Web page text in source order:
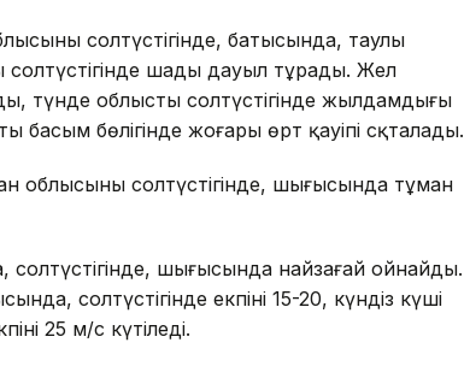
солтүстігінде, батысында, таулы
шаңды дауыл тұрады. Жел
түнде облыстың солтүстігінде жылдамдығы
басым бөлігінде жоғары өрт қауіпі сқталады.
облысының солтүстігінде, шығысында тұман
шығысында найзағай ойнайды.
солтүстігінде екпіні 15-20, күндіз күші
25 м/с күтіледі.